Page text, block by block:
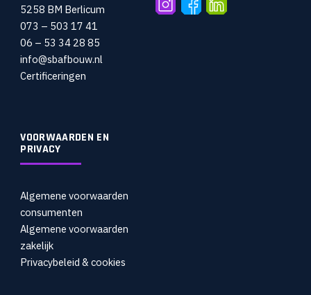
5258 BM Berlicum
073 – 503 17 41
06 – 53 34 28 85
info@sbafbouw.nl
Certificeringen
VOORWAARDEN EN
PRIVACY
Algemene voorwaarden
consumenten
Algemene voorwaarden
zakelijk
Privacybeleid & cookies